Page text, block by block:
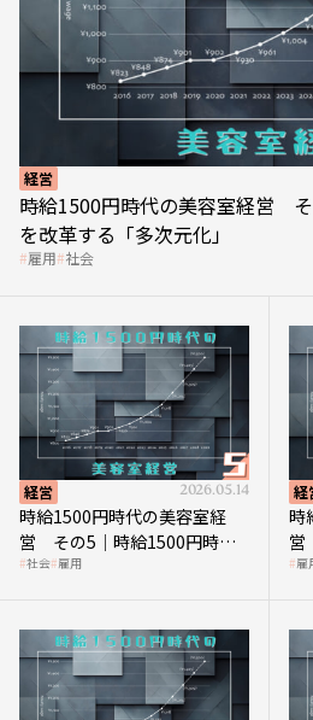
経営
時給1500円時代の美容室経営
を改革する「多次元化」
雇用 社会
経営 2026.05.14
時給1500円時代の美容室経
営 その5｜時給1500円時代
の到来は美容業の収益構造を
社会 雇用
経
時
営
上
雇